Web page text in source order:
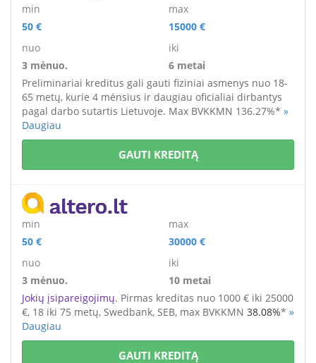
min
50 €
max
15000 €
nuo
3 mėnuo.
iki
6 metai
Preliminariai kreditus gali gauti fiziniai asmenys nuo 18-
65 metų, kurie 4 mėnsius ir daugiau oficialiai dirbantys
pagal darbo sutartis Lietuvoje. Max BVKKMN 136.27%* »
Daugiau
GAUTI KREDITĄ
min
50 €
max
30000 €
nuo
3 mėnuo.
iki
10 metai
Jokių įsipareigojimų. Pirmas kreditas nuo 1000 € iki 25000
€, 18 iki 75 metų, Swedbank, SEB, max BVKKMN 38.08%* »
Daugiau
GAUTI KREDITĄ